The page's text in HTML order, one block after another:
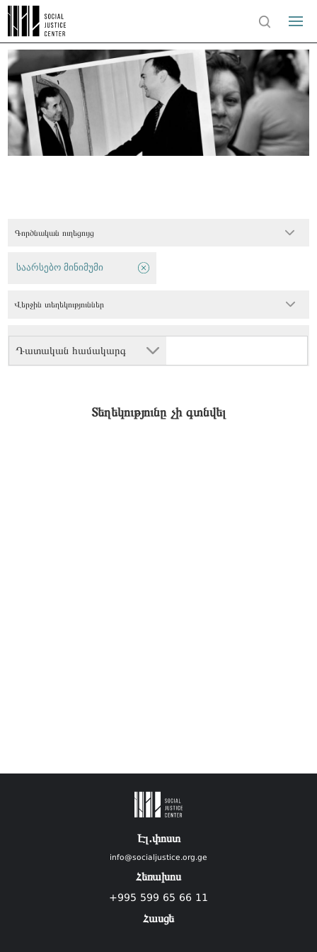
Գործնական ուղեցույց
Դատական համակարգ
საარსებო მინიმუმი
Վերջին տեղեկություններ
Տեղեկությունը չի գտնվել
Էլ.փոստ
info@socialjustice.org.ge
Հեռախոս
+995 599 65 66 11
Հասցե